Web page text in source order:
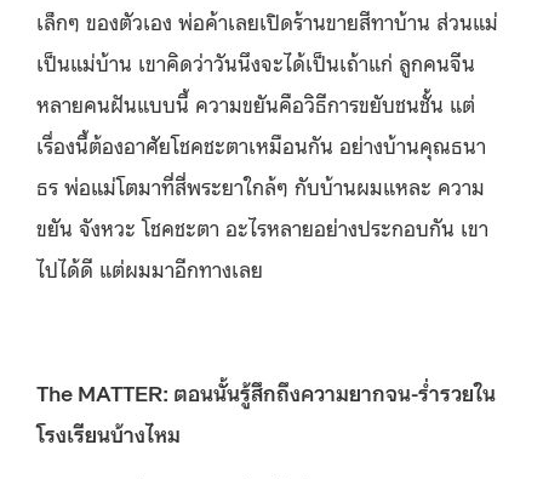
เล็กๆ ของตัวเอง พ่อค้าเลยเปิดร้านขายสีทาบ้าน ส่วนแม่
เป็นแม่บ้าน เขาคิดว่าวันนึงจะได้เป็นเถ้าแก่ ลูกคนจีน
หลายคนฝันแบบนี้ ความขยันคือวิธีการขยับชนชั้น แต่
เรื่องนี้ต้องอาศัยโชคชะตาเหมือนกัน อย่างบ้านคุณธนา
ธร พ่อแม่โตมาที่สี่พระยาใกล้ๆ กับบ้านผมแหละ ความ
ขยัน จังหวะ โชคชะตา อะไรหลายอย่างประกอบกัน เขา
ไปได้ดี แต่ผมมาอีกทางเลย
The MATTER: ตอนนั้นรู้สึกถึงความยากจน-ร่ำรวยใน
โรงเรียนบ้างไหม